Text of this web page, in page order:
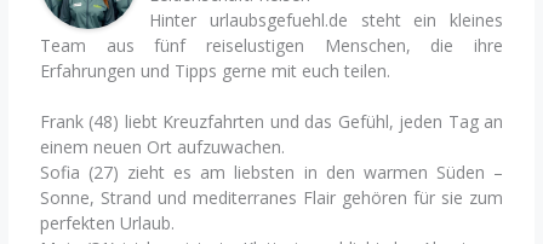
Hinter urlaubsgefuehl.de steht ein kleines
Team aus fünf reiselustigen Menschen, die ihre
Erfahrungen und Tipps gerne mit euch teilen.
Frank (48) liebt Kreuzfahrten und das Gefühl, jeden Tag an
einem neuen Ort aufzuwachen.
Sofia (27) zieht es am liebsten in den warmen Süden –
Sonne, Strand und mediterranes Flair gehören für sie zum
perfekten Urlaub.